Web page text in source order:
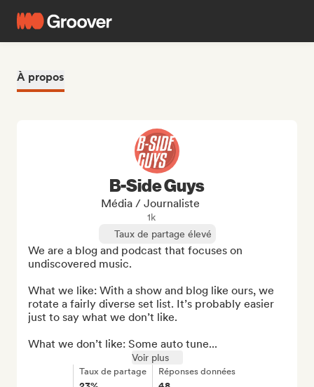
À propos
B-Side Guys
Média / Journaliste
1k
Taux de partage élevé
We are a blog and podcast that focuses on
undiscovered music.
What we like: With a show and blog like ours, we
rotate a fairly diverse set list. It’s probably easier
just to say what we don’t like.
What we don’t like: Some auto tune...
Voir plus
Taux de partage Réponses données